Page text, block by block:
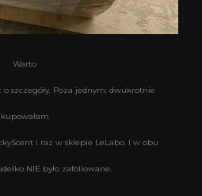
Warto
szczegóły. Poza jednym: dwukrotnie
kupowałam
i raz w sklepie LeLabo. I w obu
NIE było zafoliowane.